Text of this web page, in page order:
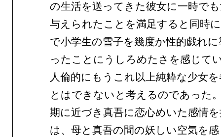
の生活を送ってきた彼女に一時で
与えられたことを満足すると同時
で小学生の雪子を幾度か性的戯れ
ったことにうしろめたさを感じて
人倫的にもうこれ以上純粋な少女
とはできないと考えるのであった
期に近づき真吾に恋心めいた感情
は、母と真吾の間の妖しい空気を